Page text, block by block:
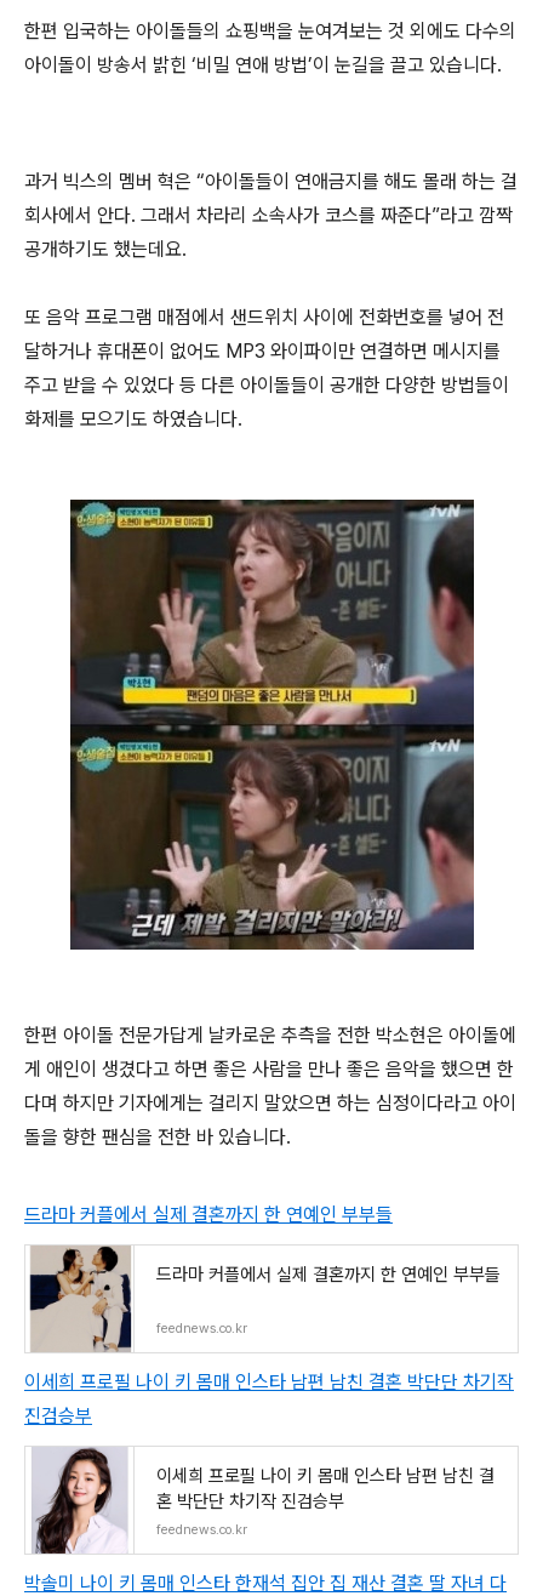
한편 입국하는 아이돌들의 쇼핑백을 눈여겨보는 것 외에도 다수의
아이돌이 방송서 밝힌 ‘비밀 연애 방법’이 눈길을 끌고 있습니다.
과거 빅스의 멤버 혁은 “아이돌들이 연애금지를 해도 몰래 하는 걸
회사에서 안다. 그래서 차라리 소속사가 코스를 짜준다”라고 깜짝
공개하기도 했는데요.
또 음악 프로그램 매점에서 샌드위치 사이에 전화번호를 넣어 전
달하거나 휴대폰이 없어도 MP3 와이파이만 연결하면 메시지를
주고 받을 수 있었다 등 다른 아이돌들이 공개한 다양한 방법들이
화제를 모으기도 하였습니다.
한편 아이돌 전문가답게 날카로운 추측을 전한 박소현은 아이돌에
게 애인이 생겼다고 하면 좋은 사람을 만나 좋은 음악을 했으면 한
다며 하지만 기자에게는 걸리지 말았으면 하는 심정이다라고 아이
돌을 향한 팬심을 전한 바 있습니다.
드라마 커플에서 실제 결혼까지 한 연예인 부부들
드라마 커플에서 실제 결혼까지 한 연예인 부부들
feednews.co.kr
이세희 프로필 나이 키 몸매 인스타 남편 남친 결혼 박단단 차기작
진검승부
이세희 프로필 나이 키 몸매 인스타 남편 남친 결
혼 박단단 차기작 진검승부
feednews.co.kr
박솔미 나이 키 몸매 인스타 한재석 집안 집 재산 결혼 딸 자녀 다